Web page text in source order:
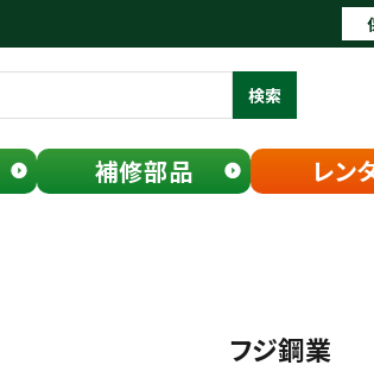
検索
補修部品 レン
フジ鋼業